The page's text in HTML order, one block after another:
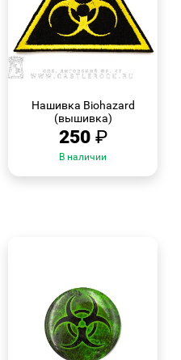
Нашивка Biohazard
(вышивка)
250 ₽
В наличии